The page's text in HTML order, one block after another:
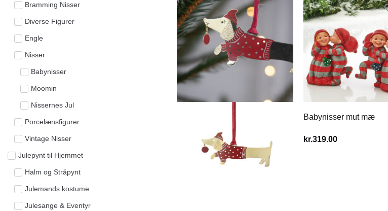
Bramming Nisser
Diverse Figurer
Engle
Nisser
Babynisser
Moomin
Nissernes Jul
Porcelænsfigurer
Vintage Nisser
Julepynt til Hjemmet
Halm og Stråpynt
Julemands kostume
Julesange & Eventyr
Babynisser mut mæ
kr.319.00